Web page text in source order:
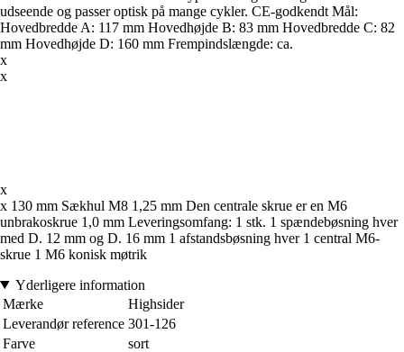
udseende og passer optisk på mange cykler. CE-godkendt Mål:
Hovedbredde A: 117 mm Hovedhøjde B: 83 mm Hovedbredde C: 82
mm Hovedhøjde D: 160 mm Frempindslængde: ca.
x
x
x
x 130 mm Sækhul M8 1,25 mm Den centrale skrue er en M6
unbrakoskrue 1,0 mm Leveringsomfang: 1 stk. 1 spændebøsning hver
med D. 12 mm og D. 16 mm 1 afstandsbøsning hver 1 central M6-
skrue 1 M6 konisk møtrik
Yderligere information
Mærke
Highsider
Leverandør reference 301-126
Farve
sort